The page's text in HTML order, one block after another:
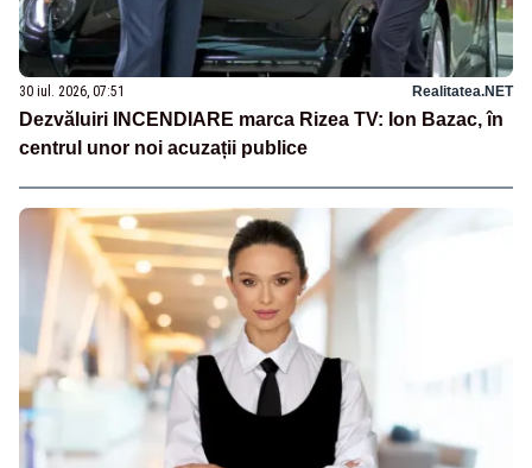
30 iul. 2026, 07:51 Realitatea.NET
Dezvăluiri INCENDIARE marca Rizea TV: Ion Bazac, în
centrul unor noi acuzații publice